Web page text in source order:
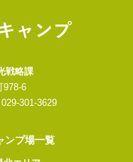
戦略課
978-6
301-3629
ンプ場一覧